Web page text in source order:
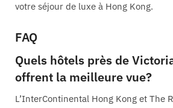
votre séjour de luxe à Hong Kong.
FAQ
Quels hôtels près de
offrent la meilleure vue?
L’InterContinental Hong Kong et The